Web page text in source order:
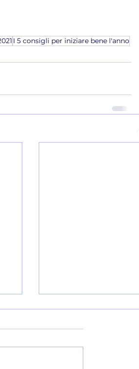
I 5 consigli per iniziare bene l'anno